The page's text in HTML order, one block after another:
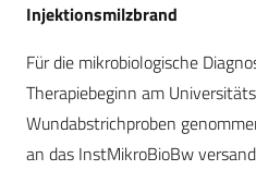
Injektionsmilzbrand
Für die mikrobiologische
Therapiebeginn am
Wundabstrichproben
an das InstMikroBioBw